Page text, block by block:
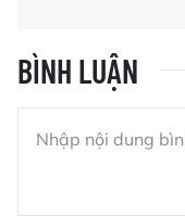
BÌNH LUẬN